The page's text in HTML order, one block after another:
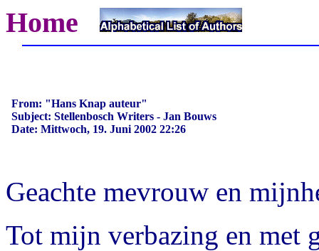
Home
From: "Hans Knap auteur"
Subject: Stellenbosch Writers - Jan Bouws
Date: Mittwoch, 19. Juni 2002 22:26
Geachte mevrouw en
Tot mijn verbazing en met